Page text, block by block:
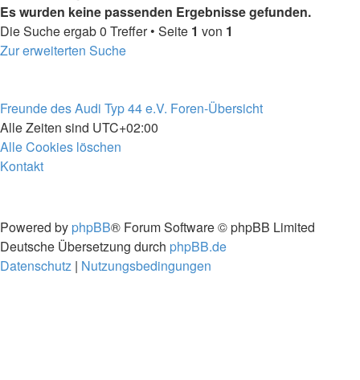
Es wurden keine passenden Ergebnisse gefunden.
Die Suche ergab 0 Treffer • Seite 1 von 1
Zur erweiterten Suche
Freunde des Audi Typ 44 e.V. Foren-Übersicht
Alle Zeiten sind UTC+02:00
Alle Cookies löschen
Kontakt
Powered by phpBB® Forum Software © phpBB Limited
Deutsche Übersetzung durch phpBB.de
Datenschutz | Nutzungsbedingungen